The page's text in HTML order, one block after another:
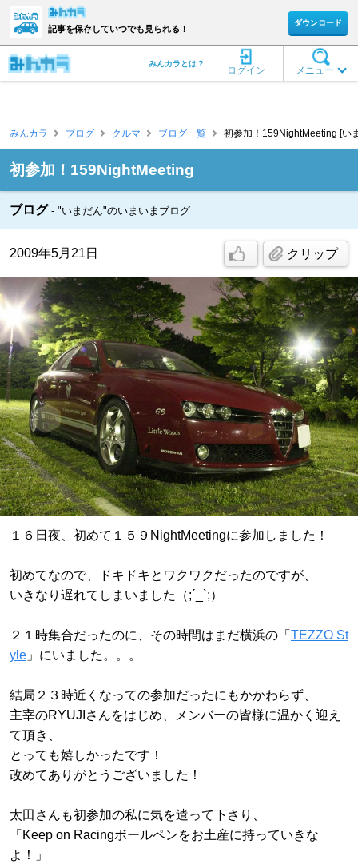
記事を保存していつでも見られる！
ダウンロード
メニュー
ログイン
みんカラとは？
みんカラ ブログ クルマ ブログ一覧 初参加！159NightMeeting [い
初参加！159NightMeeting
ブログ "いまだん"のいまいまブログ
2009年5月21日 クリップ
１６日夜、初めて１５９NightMeetingに参加しました！
初めてなので、ドキドキとワクワクだったのですが、
いきなり遅れてしまいました（;´_`;）
２１時集合だったのに、その時間はまだ横浜の「 TEZZO St
yle 」にいました。。。
結局２３時近くなっての参加だったにもかかわらず、
主宰のRYUJIさんをはじめ、メンバーの皆様に温かく迎え
て頂き、
とっても嬉しかったです！
改めてありがとうございました！
太田さんも初参加の私に気を遣って下さり、
「Keep on Racingボールペンをお土産に持っていきな
よ！」